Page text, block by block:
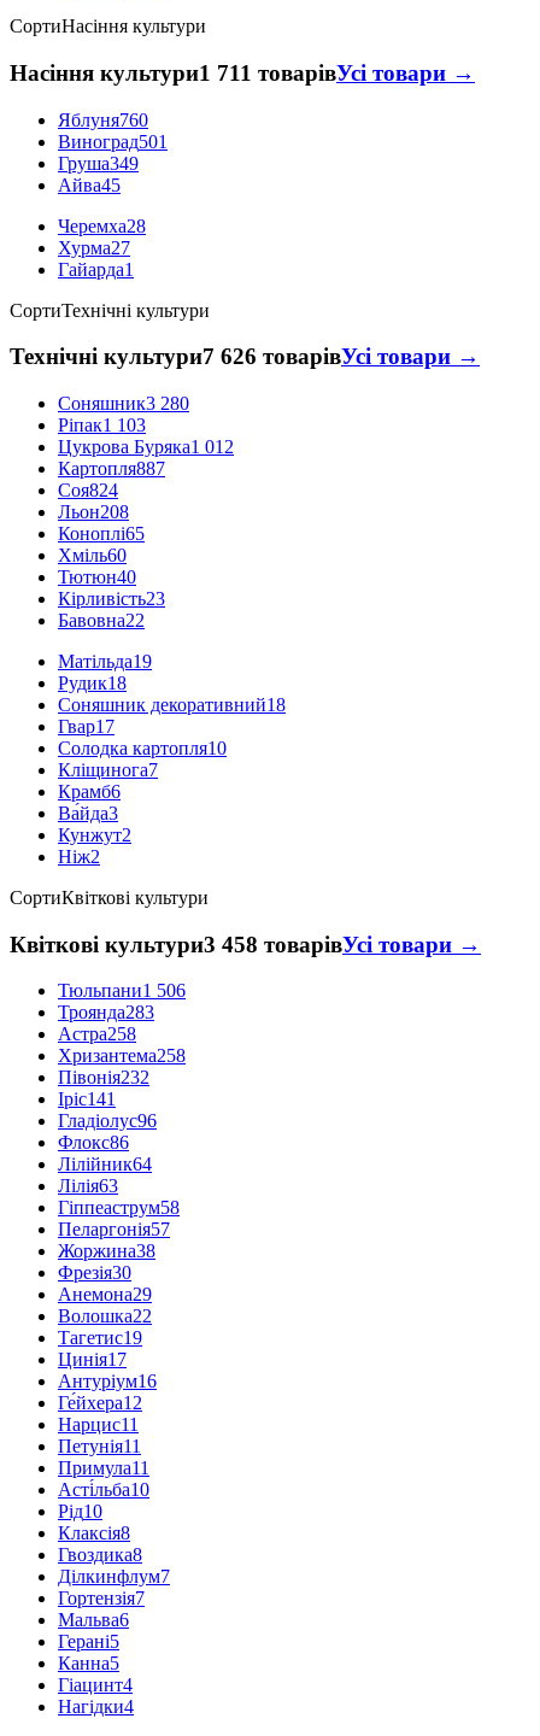
СортиНасіння культури
Насіння культури1 711 товарівУсі товари →
Яблуня760
Виноград501
Груша349
Айва45
Черемха28
Хурма27
Гайарда1
СортиТехнічні культури
Технічні культури7 626 товарівУсі товари →
Соняшник3 280
Ріпак1 103
Цукрова Буряка1 012
Картопля887
Соя824
Льон208
Коноплі65
Хміль60
Тютюн40
Кірливість23
Бавовна22
Матільда19
Рудик18
Соняшник декоративний18
Гвар17
Солодка картопля10
Кліщинога7
Крамб6
Ва́йда3
Кунжут2
Ніж2
СортиКвіткові культури
Квіткові культури3 458 товарівУсі товари →
Тюльпани1 506
Троянда283
Астра258
Хризантема258
Півонія232
Іріс141
Гладіолус96
Флокс86
Лілійник64
Лілія63
Гіппеаструм58
Пеларгонія57
Жоржина38
Фрезія30
Анемона29
Волошка22
Тагетис19
Цинія17
Антуріум16
Ге́йхера12
Нарцис11
Петунія11
Примула11
Асті́льба10
Рід10
Клаксія8
Гвоздика8
Ділкинфлум7
Гортензія7
Мальва6
Герані5
Канна5
Гіацинт4
Нагідки4